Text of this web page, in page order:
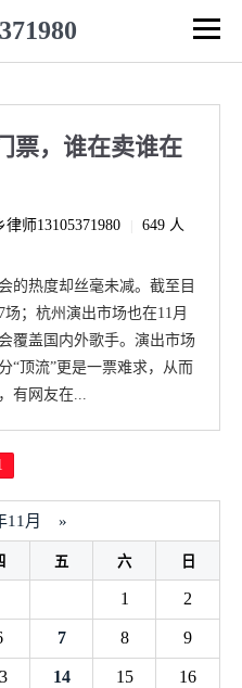
票，谁在卖谁在
律师13105371980
649 人
的热度却丝毫未减。截至目
；杭州演出市场也在11月
覆盖国内外歌手。演出市场
“顶流”更是一票难求，从而
有网友在...
11月 »
五 六 日
1 2
7 8 9
14 15 16